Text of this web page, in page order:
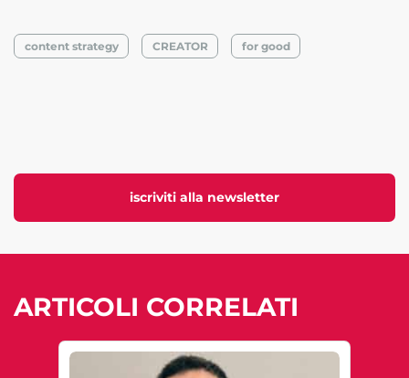
iscriviti alla newsletter
content strategy CREATOR for good
ARTICOLI CORRELATI